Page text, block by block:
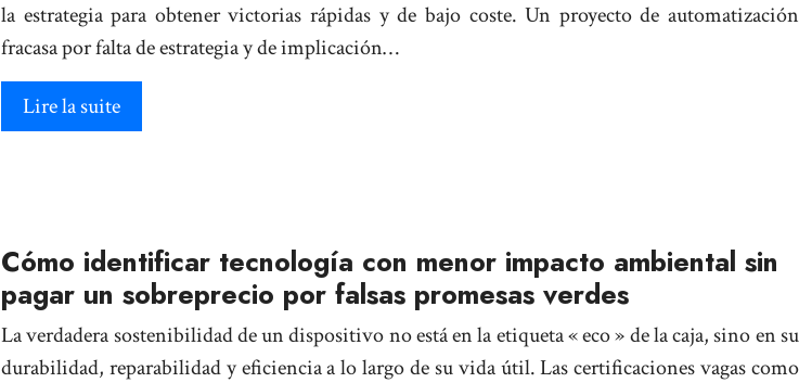
la estrategia para obtener victorias rápidas y de bajo coste. Un proyecto de automatización
fracasa por falta de estrategia y de implicación…
Lire la suite
Cómo identificar tecnología con menor impacto ambiental sin
pagar un sobreprecio por falsas promesas verdes
La verdadera sostenibilidad de un dispositivo no está en la etiqueta « eco » de la caja, sino en su
durabilidad, reparabilidad y eficiencia a lo largo de su vida útil. Las certificaciones vagas como